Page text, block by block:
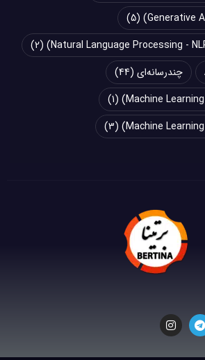
(5)
(2)
چند‌‌رسانه‌ای (44)
(1)
(3)